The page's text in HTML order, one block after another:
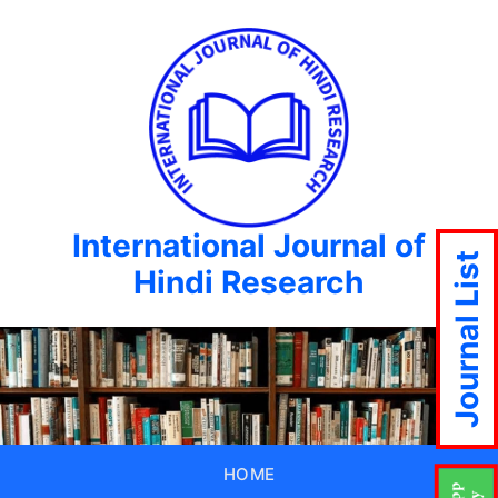
International Journal of
Hindi Research
HOME
Journal List